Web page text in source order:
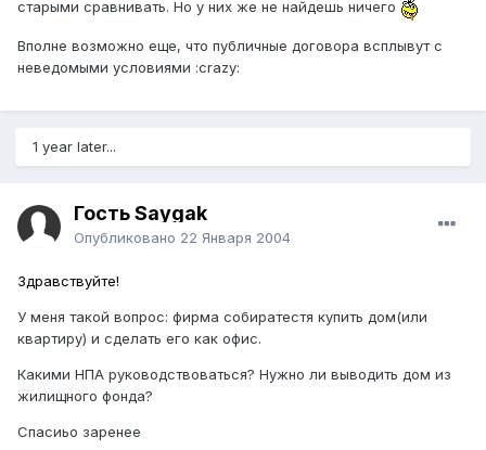
старыми сравнивать. Но у них же не найдешь ничего
Вполне возможно еще, что публичные договора всплывут с
неведомыми условиями :crazy:
1 year later...
Гость Saygak
Опубликовано 22 Января 2004
Здравствуйте!
У меня такой вопрос: фирма собиратестя купить дом(или
квартиру) и сделать его как офис.
Какими НПА руководствоваться? Нужно ли выводить дом из
жилищного фонда?
Спасиьо заренее